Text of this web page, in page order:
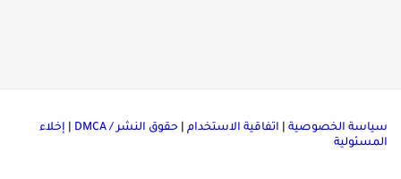
الخصوصية|اتفاقية الاستخدام|حقوق النشر / DMCA |إخلاء